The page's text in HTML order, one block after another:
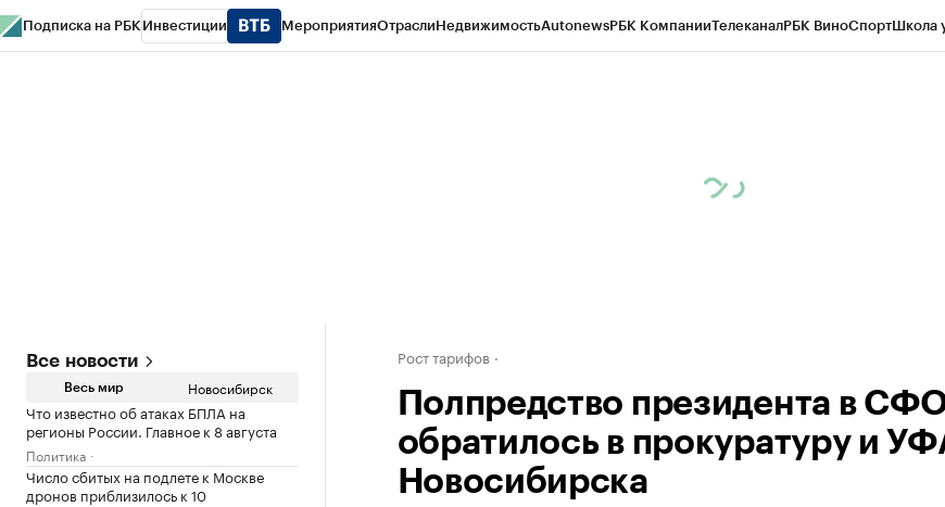
Подписка на РБК Инвестиции МероприятияОтраслиНедвижимостьAutonewsРБК КомпанииТелеканалРБК ВиноСпортШкола
Все новости
Весь мир Новосибирск
Что известно об атаках БПЛА на
регионы России. Главное к 8 августа
Политика
Число сбитых на подлете к Москве
дронов приблизилось к 10
Рост тарифов
Полпредство президента в
обратилось в прокуратуру и
Новосибирска